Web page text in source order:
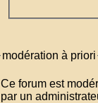
modération à priori
Ce forum est
par un